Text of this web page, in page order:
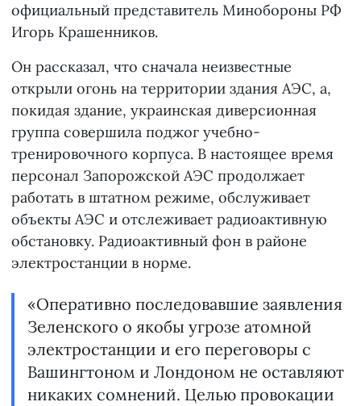
официальный представитель Минобороны РФ
Игорь Крашенников.
Он рассказал, что сначала неизвестные
открыли огонь на территории здания АЭС, а,
покидая здание, украинская диверсионная
группа совершила поджог учебно-
тренировочного корпуса. В настоящее время
персонал Запорожской АЭС продолжает
работать в штатном режиме, обслуживает
объекты АЭС и отслеживает радиоактивную
обстановку. Радиоактивный фон в районе
электростанции в норме.
«Оперативно последовавшие заявления
Зеленского о якобы угрозе атомной
электростанции и его переговоры с
Вашингтоном и Лондоном не оставляют
никаких сомнений. Целью провокации